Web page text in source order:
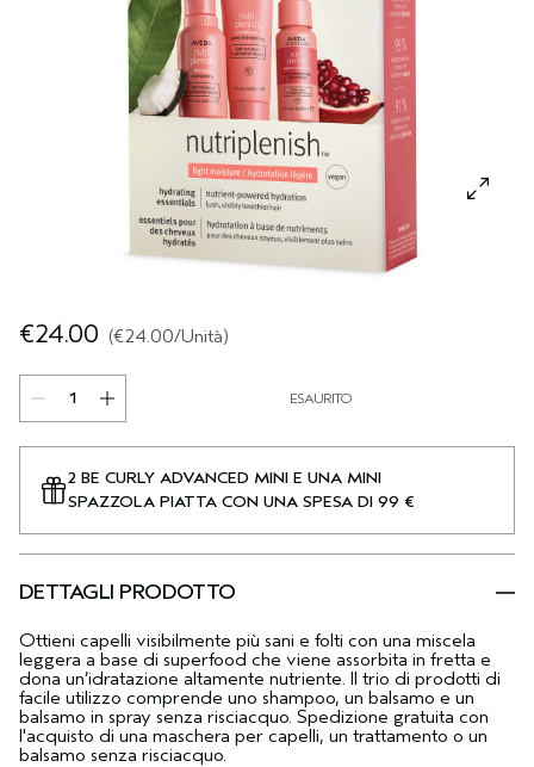
CUOIO CAPELLUTO SENSIBILE
PURE ABUNDANCE
TUTTE LE COLLEZIONI
€24.00 €24.00/Unità
ESAURITO
2 BE CURLY ADVANCED MINI E UNA MINI
SPAZZOLA PIATTA CON UNA SPESA DI 99 €
DETTAGLI PRODOTTO
Ottieni capelli visibilmente più sani e folti con una miscela
leggera a base di superfood che viene assorbita in fretta e
dona un’idratazione altamente nutriente. Il trio di prodotti di
facile utilizzo comprende uno shampoo, un balsamo e un
balsamo in spray senza risciacquo. Spedizione gratuita con
l'acquisto di una maschera per capelli, un trattamento o un
balsamo senza risciacquo.